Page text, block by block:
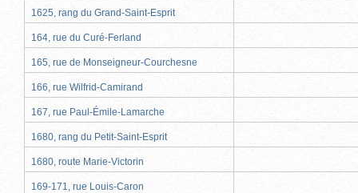
1625, rang du Grand-Saint-Esprit
164, rue du Curé-Ferland
165, rue de Monseigneur-Courchesne
166, rue Wilfrid-Camirand
167, rue Paul-Émile-Lamarche
1680, rang du Petit-Saint-Esprit
1680, route Marie-Victorin
169-171, rue Louis-Caron